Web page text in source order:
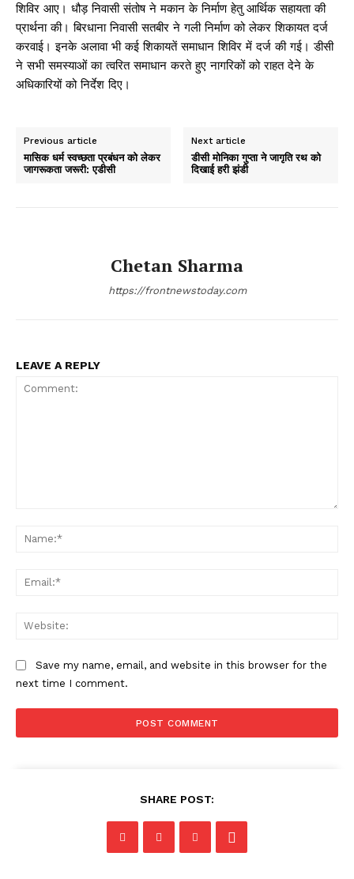
शिविर आए। धौड़ निवासी संतोष ने मकान के निर्माण हेतु आर्थिक सहायता की
प्रार्थना की। बिरधाना निवासी सतबीर ने गली निर्माण को लेकर शिकायत दर्ज
करवाई। इनके अलावा भी कई शिकायतें समाधान शिविर में दर्ज की गई। डीसी
ने सभी समस्याओं का त्वरित समाधान करते हुए नागरिकों को राहत देने के
अधिकारियों को निर्देश दिए।
Previous article
मासिक धर्म स्वच्छता प्रबंधन को लेकर
जागरूकता जरूरी: एडीसी
Next article
डीसी मोनिका गुप्ता ने जागृति रथ को
दिखाई हरी झंडी
Chetan Sharma
https://frontnewstoday.com
LEAVE A REPLY
Save my name, email, and website in this browser for the
next time I comment.
SHARE POST: